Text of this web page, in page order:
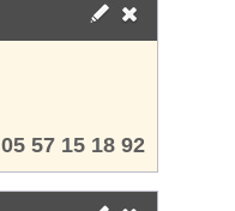
05 57 15 18 92